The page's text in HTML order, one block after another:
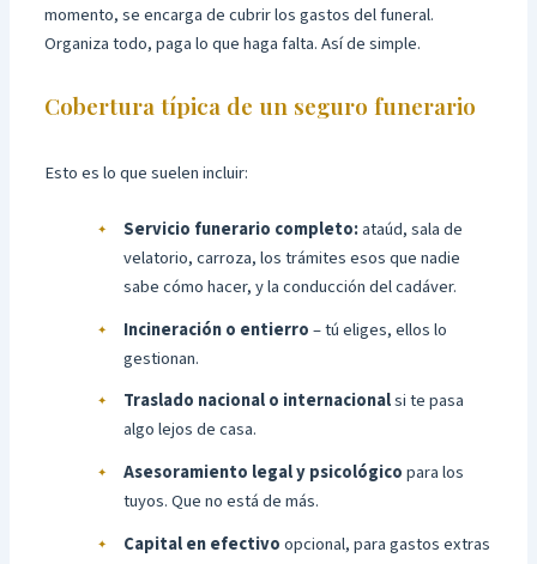
momento, se encarga de cubrir los gastos del funeral.
Organiza todo, paga lo que haga falta. Así de simple.
Cobertura típica de un seguro funerario
Esto es lo que suelen incluir:
Servicio funerario completo:ataúd, sala de
velatorio, carroza, los trámites esos que nadie
sabe cómo hacer, y la conducción del cadáver.
Incineración o entierro– tú eliges, ellos lo
gestionan.
Traslado nacional o internacionalsi te pasa
algo lejos de casa.
Asesoramiento legal y psicológicopara los
tuyos. Que no está de más.
Capital en efectivoopcional, para gastos extras